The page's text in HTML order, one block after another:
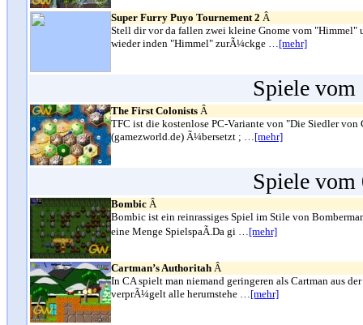
Super Furry Puyo Tournement 2 Â
Stell dir vor da fallen zwei kleine Gnome vom
wieder inden "Himmel" zurÃ¼ckge …[mehr]
Spiele vom
The First Colonists Â
TFC ist die kostenlose PC-Variante von "Die Siedler
(gamezworld.de) Ã¼bersetzt ; …[mehr]
Spiele vom
Bombic Â
Bombic ist ein reinrassiges Spiel im Stile von
eine Menge SpielspaÃ.Da gi …[mehr]
Cartman’s Authoritah Â
In CA spielt man niemand geringeren als Cartman aus
verprÃ¼gelt alle herumstehe …[mehr]